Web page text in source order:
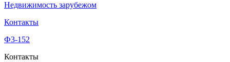
Недвижимость зарубежом
Контакты
Ф3-152
Контакты